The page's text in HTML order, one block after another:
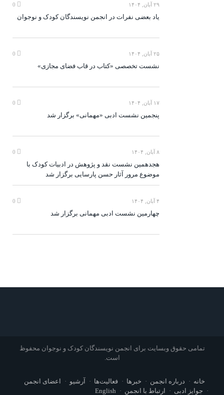
۲۹ آبان, ۱۴۰۴
یاد بعضی نفرات در انجمن نویسندگان کودک و نوجوان
۲۵ آبان, ۱۴۰۴
نشست تخصصی «کتاب در قاب فضای مجازی»
۱۷ آبان, ۱۴۰۴
پنجمین نشست ادبی «مهمانی» برگزار شد
۸ آبان, ۱۴۰۴
هجدهمین نشست نقد و پژوهش در ادبیات کودک با
موضوع مرور آثار حسن پارسایی برگزار شد
۴ آبان, ۱۴۰۴
چهارمین نشست ادبی مهمانی برگزار شد
تمامی حقوق وبسایت برای انجمن نویسندگان کودک و نوجوان محفوظ
است.
خانه درباره انجمن خبرها فعالیت‌ها آرشیو
اعضای انجمن
جوایز ادبی
ارتباط با انجمن English